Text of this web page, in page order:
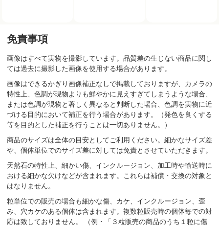
免責事項
画像はすべて実物を撮影しています。品質差の生じない商品に関し
ては過去に撮影した画像を使用する場合があります。
画像はできるかぎり画像補正なしで掲載しておりますが、カメラの
特性上、色調が現物よりも鮮やかに見えすぎてしまうような場合、
または色調が現物と著しく異なると判断した場合、色調を実物に近
づける目的において補正を行う場合があります。（発色を良くする
等を目的とした補正を行うことは一切ありません。）
商品のサイズは全体の目安としてご利用ください。細かなサイズ差
や、個体単位でのサイズ差に対しては免責とさせていただきます。
天然石の特性上、細かい傷、インクルージョン、加工時や輸送時に
おける細かな欠けなどが含まれます。これらは補償・交換の対象と
はなりません。
粒単位での販売の場合も細かな傷、カケ、インクルージョン、歪
み、穴カケのある個体は含まれます。複数粒販売時の個体毎での対
応は致しておりません。 （例・「３粒販売の商品のうち１粒に傷